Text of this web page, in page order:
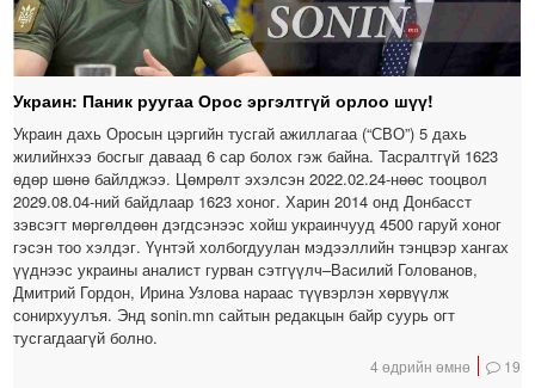
Украин: Паник руугаа Орос эргэлтгүй орлоо шүү!
Украин дахь Оросын цэргийн тусгай ажиллагаа (“СВО”) 5 дахь
жилийнхээ босгыг даваад 6 сар болох гэж байна. Тасралтгүй 1623
өдөр шөнө байлджээ. Цөмрөлт эхэлсэн 2022.02.24-нөөс тооцвол
2029.08.04-ний байдлаар 1623 хоног. Харин 2014 онд Донбасст
зэвсэгт мөргөлдөөн дэгдсэнээс хойш украинчууд 4500 гаруй хоног
гэсэн тоо хэлдэг. Үүнтэй холбогдуулан мэдээллийн тэнцвэр хангах
үүднээс украины аналист гурван сэтгүүлч–Василий Голованов,
Дмитрий Гордон, Ирина Узлова нараас түүвэрлэн хөрвүүлж
сонирхуулъя. Энд sonin.mn сайтын редакцын байр суурь огт
тусгагдаагүй болно.
4 өдрийн өмнө 19